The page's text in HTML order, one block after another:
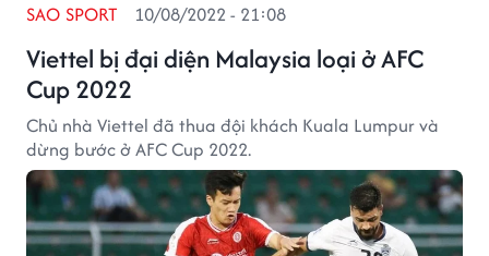
Viettel bị đại diện Malaysia loại ở AFC
Cup 2022
SAO SPORT 10/08/2022 - 21:08
Chủ nhà Viettel đã thua đội khách Kuala Lumpur và
dừng bước ở AFC Cup 2022.